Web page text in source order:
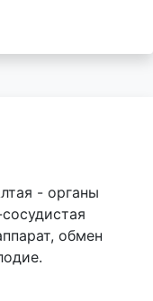
- органы
обмен